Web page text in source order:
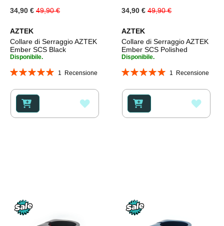
Special
Price
34,90 € 49,90 €
AZTEK
Collare di Serraggio AZTEK
Ember SCS Black
Disponibile.
Valutazione:
1 Recensione
ALLA
Special
Price
34,90 € 49,90 €
AZTEK
Collare di Serraggio AZTEK
Ember SCS Polished
Disponibile.
Valutazione:
1 Recensione
ALLA